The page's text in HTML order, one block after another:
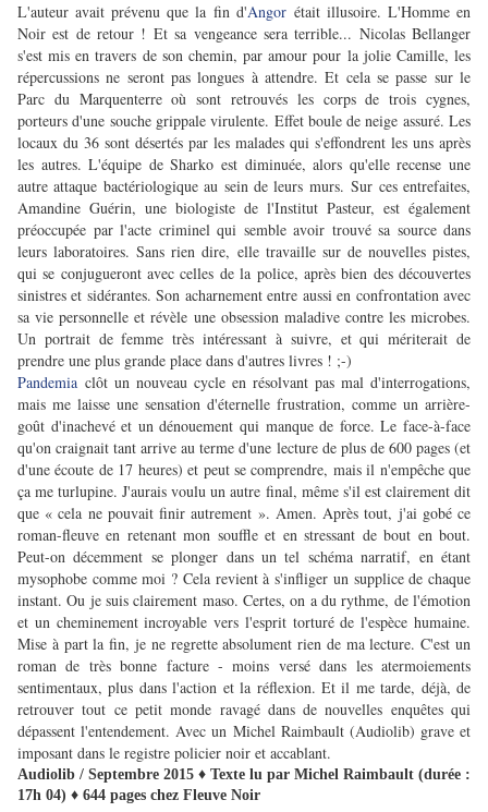
L'auteur avait prévenu que la fin d'Angorétait illusoire. L'Homme en
Noir est de retour ! Et sa vengeance sera terrible... Nicolas Bellanger
s'est mis en travers de son chemin, par amour pour la jolie Camille, les
répercussions ne seront pas longues à attendre. Et cela se passe sur le
Parc du Marquenterre où sont retrouvés les corps de trois cygnes,
porteurs d'une souche grippale virulente. Effet boule de neige assuré. Les
locaux du 36 sont désertés par les malades qui s'effondrent les uns après
les autres. L'équipe de Sharko est diminuée, alors qu'elle recense une
autre attaque bactériologique au sein de leurs murs.Sur ces entrefaites,
Amandine Guérin, une biologiste de l'Institut Pasteur, est également
préoccupée par l'acte criminel qui semble avoir trouvé sa source dans
leurs laboratoires. Sans rien dire, elle travaille sur de nouvelles pistes,
qui se conjugueront avec celles de la police, après bien des découvertes
sinistres et sidérantes. Son acharnement entre aussi en confrontation avec
sa vie personnelle et révèle une obsession maladive contre les microbes.
Un portrait de femme très intéressant à suivre, et qui mériterait de
prendre une plus grande place dans d'autres livres ! ;-)
Pandemia clôt un nouveau cycle en résolvant pas mal d'interrogations,
mais me laisse une sensation d'éternelle frustration, comme un arrière-
goût d'inachevé et un dénouement qui manque de force. Le face-à-face
qu'on craignait tant arrive au terme d'une lecture de plus de 600 pages (et
d'une écoute de 17 heures) et peut se comprendre, mais il n'empêche que
ça me turlupine. J'aurais voulu un autre final, même s'il est clairement dit
que « cela ne pouvait finir autrement ». Amen. Après tout, j'ai gobé ce
roman-fleuve en retenant mon souffle et en stressant de bout en bout.
Peut-on décemment se plonger dans un tel schéma narratif, en étant
mysophobe comme moi ? Cela revient à s'infliger un supplice de chaque
instant. Ou je suis clairement maso. Certes, on a du rythme, de l'émotion
et un cheminement incroyable vers l'esprit torturé de l'espèce humaine.
Mise à part la fin, je ne regrette absolument rien de ma lecture. C'est un
roman de très bonne facture - moins versé dans les atermoiements
sentimentaux, plus dans l'action et la réflexion. Et il me tarde, déjà, de
retrouver tout ce petit monde ravagé dans de nouvelles enquêtes qui
dépassent l'entendement. Avec un Michel Raimbault (Audiolib) grave et
imposant dans le registre policier noir et accablant.
Audiolib / Septembre 2015 ♦ Texte lu par Michel Raimbault (durée :
17h 04) ♦ 644 pages chez Fleuve Noir